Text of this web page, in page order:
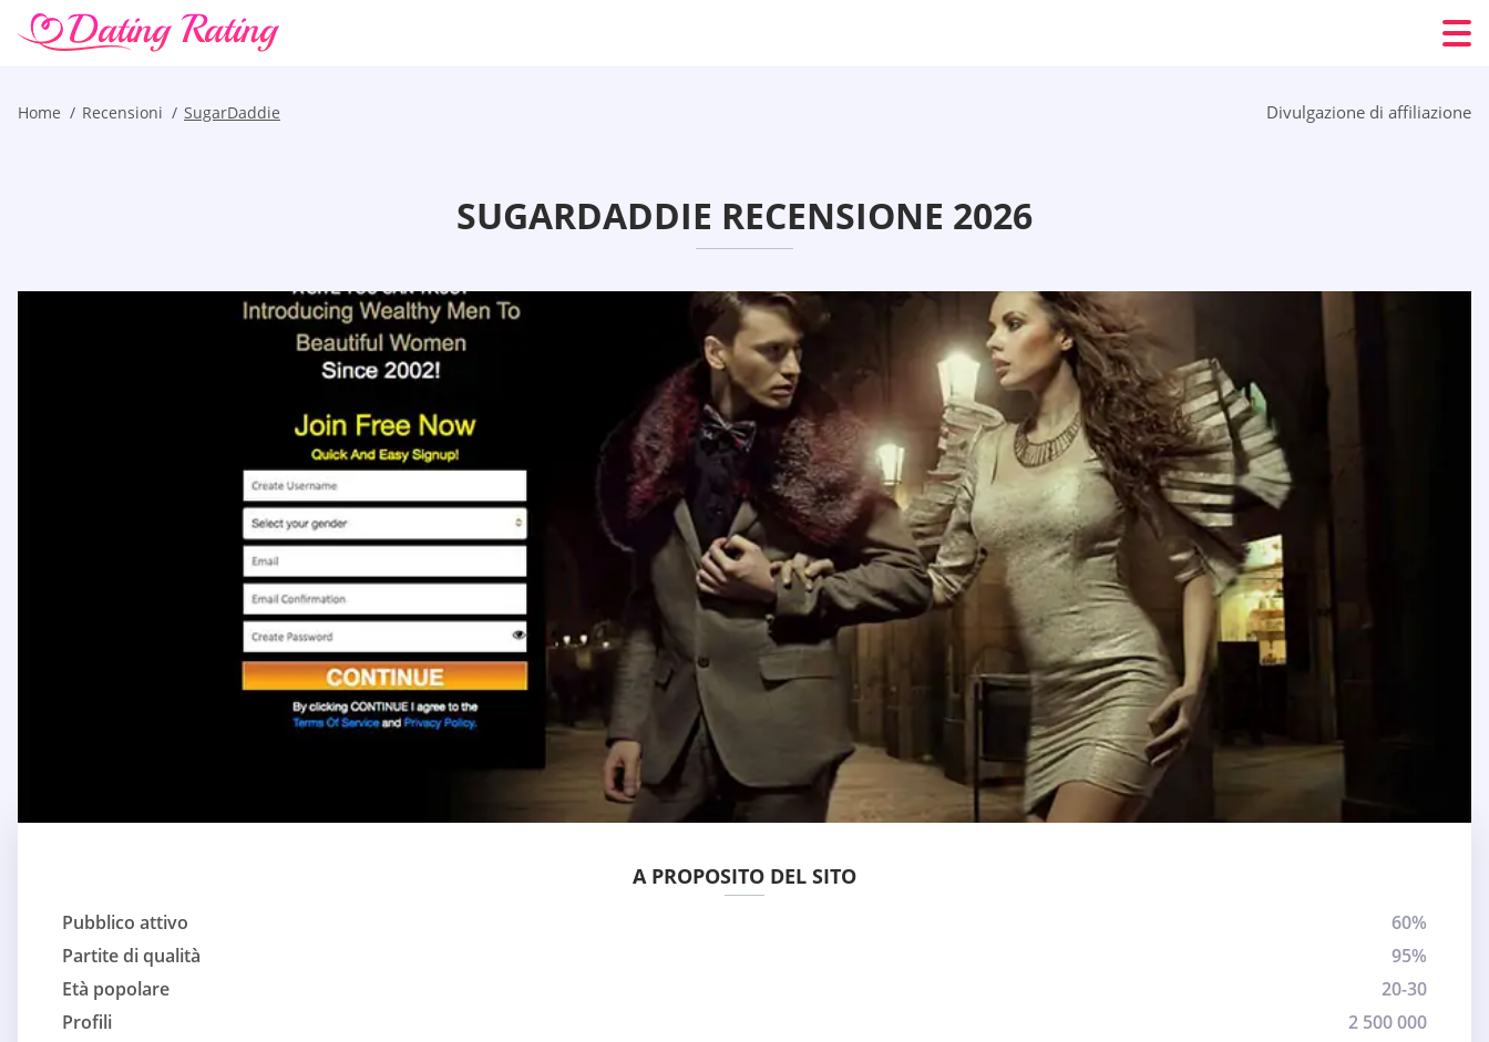
Home Recensioni SugarDaddie Divulgazione di affiliazione
SUGARDADDIE RECENSIONE 2026
A PROPOSITO DEL SITO
Pubblico attivo
60%
Partite di qualità
95%
Età popolare
20-30
Profili
2 500 000